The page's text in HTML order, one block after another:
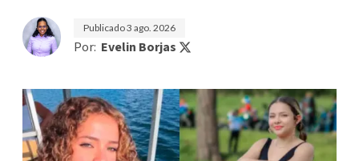
Publicado3 ago. 2026
Por: Evelin Borjas